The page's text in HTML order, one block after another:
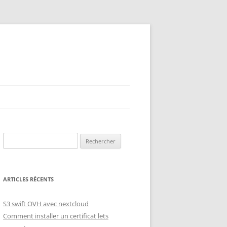
ARTICLES RÉCENTS
S3 swift OVH avec nextcloud
Comment installer un certificat lets